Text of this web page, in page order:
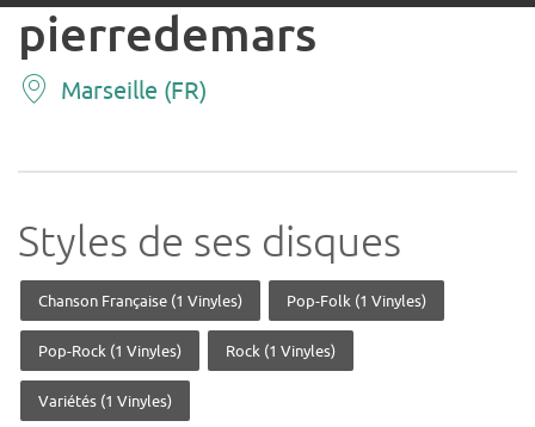
pierredemars
Marseille (FR)
Styles de ses disques
Chanson Française (1 Vinyles) Pop-Folk (1 Vinyles)
Pop-Rock (1 Vinyles) Rock (1 Vinyles)
Variétés (1 Vinyles)